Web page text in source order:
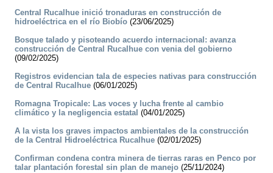
Central Rucalhue inició tronaduras en construcción de
hidroeléctrica en el río Biobío (23/06/2025)
Bosque talado y pisoteando acuerdo internacional: avanza
construcción de Central Rucalhue con venia del gobierno
(09/02/2025)
Registros evidencian tala de especies nativas para construcción
de Central Rucalhue (06/01/2025)
Romagna Tropicale: Las voces y lucha frente al cambio
climático y la negligencia estatal (04/01/2025)
A la vista los graves impactos ambientales de la construcción
de la Central Hidroeléctrica Rucalhue (02/01/2025)
Confirman condena contra minera de tierras raras en Penco por
talar plantación forestal sin plan de manejo (25/11/2024)